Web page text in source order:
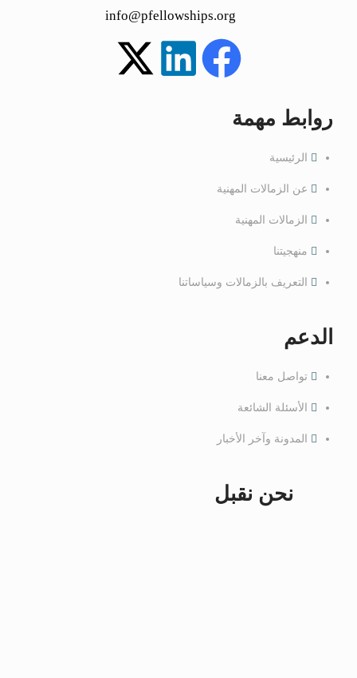
info@pfellowships.org
روابط مهمة
الرئيسية
عن الزمالات المهنية
الزمالات المهنية
منهجيتنا
التعريف بالزمالات وسياساتنا
الدعم
تواصل معنا
الأسئلة الشائعة
المدونة وآخر الأخبار
نحن نقبل